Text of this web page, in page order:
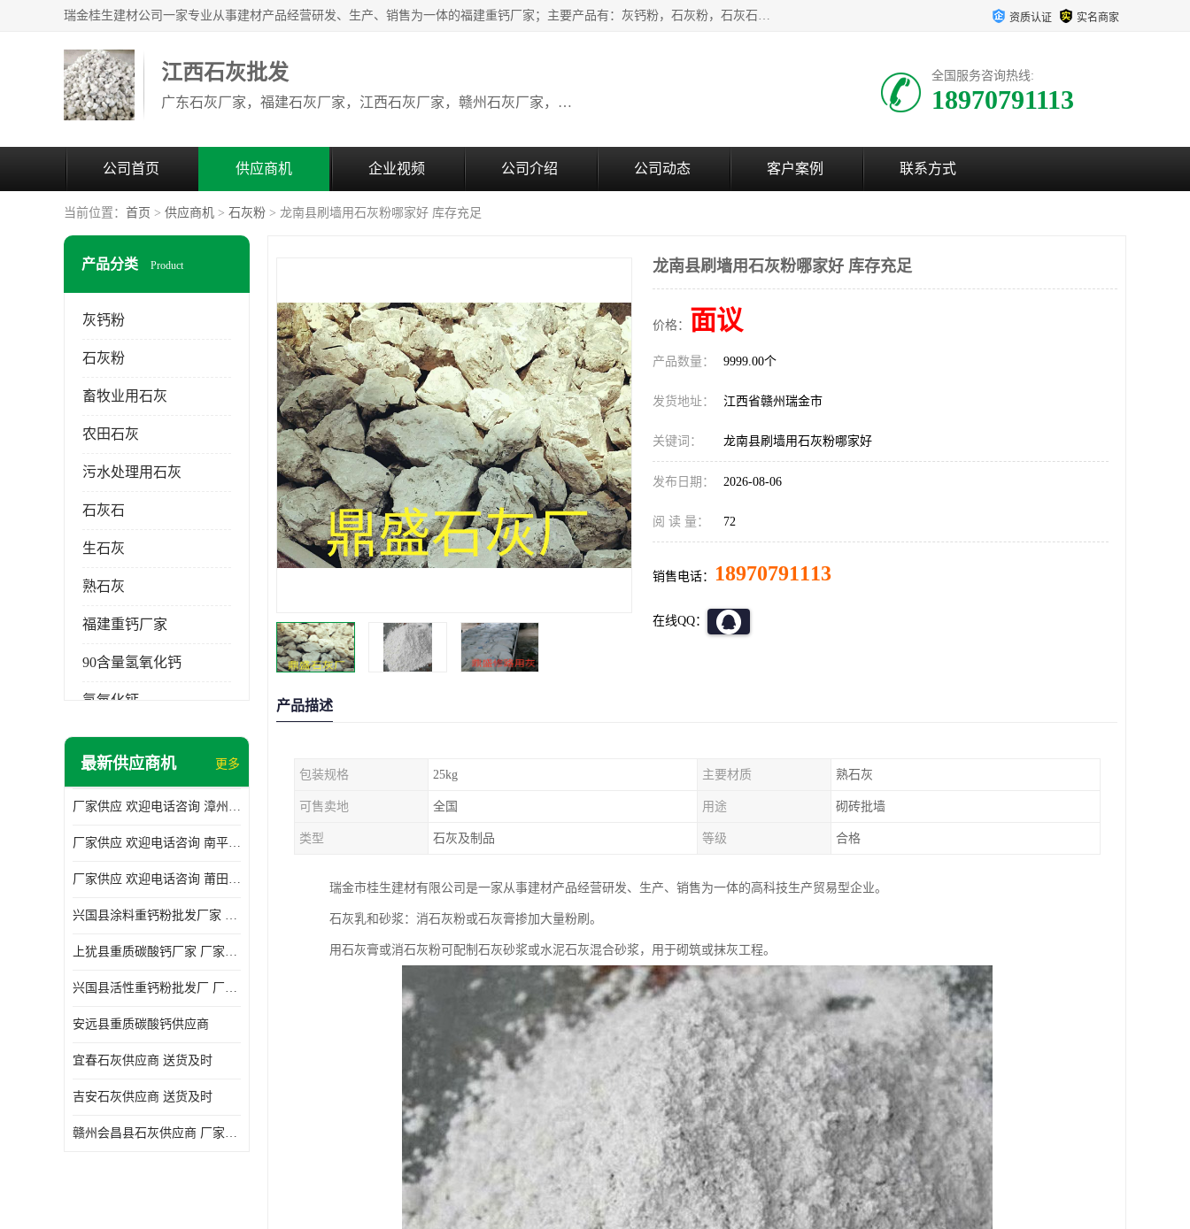
瑞金桂生建材公司一家专业从事建材产品经营研发、生产、销售为一体的福建重钙厂家；主要产品有：灰钙粉，石灰粉，石灰石，生石灰，熟石灰，氧化钙，重钙粉，氢氧化钙，农田石灰，畜牧业用石灰等。欢迎新老客户来电咨询！ 资质认证 实名商家
江西石灰批发
广东石灰厂家，福建石灰厂家，江西石灰厂家，赣州石灰厂家，东莞石灰厂家
全国服务咨询热线:
18970791113
公司首页 供应商机 企业视频 公司介绍 公司动态 客户案例 联系方式
当前位置： 首页 > 供应商机 > 石灰粉 > 龙南县刷墙用石灰粉哪家好 库存充足
产品分类 Product
灰钙粉
石灰粉
畜牧业用石灰
农田石灰
污水处理用石灰
石灰石
生石灰
熟石灰
福建重钙厂家
90含量氢氧化钙
氢氧化钙
氧化钙
最新供应商机 更多
厂家供应 欢迎电话咨询 漳州活性重钙粉
厂家供应 欢迎电话咨询 南平活性重钙粉批发厂
厂家供应 欢迎电话咨询 莆田高白度重钙粉厂家
兴国县涂料重钙粉批发厂家 厂家供应 欢迎电话咨询
上犹县重质碳酸钙厂家 厂家供应 欢迎电话咨询
兴国县活性重钙粉批发厂 厂家供应 欢迎电话咨询
安远县重质碳酸钙供应商
宜春石灰供应商 送货及时
吉安石灰供应商 送货及时
赣州会昌县石灰供应商 厂家供应
龙南县刷墙用石灰粉哪家好 库存充足
价格： 面议
产品数量： 9999.00个
发货地址： 江西省赣州瑞金市
关键词： 龙南县刷墙用石灰粉哪家好
发布日期： 2026-08-06
阅 读 量： 72
销售电话： 18970791113
在线QQ：
产品描述
包装规格 25kg 主要材质 熟石灰
可售卖地 全国 用途 砌砖批墙
类型 石灰及制品 等级 合格
瑞金市桂生建材有限公司是一家从事建材产品经营研发、生产、销售为一体的高科技生产贸易型企业。
石灰乳和砂浆：消石灰粉或石灰膏掺加大量粉刷。
用石灰膏或消石灰粉可配制石灰砂浆或水泥石灰混合砂浆，用于砌筑或抹灰工程。